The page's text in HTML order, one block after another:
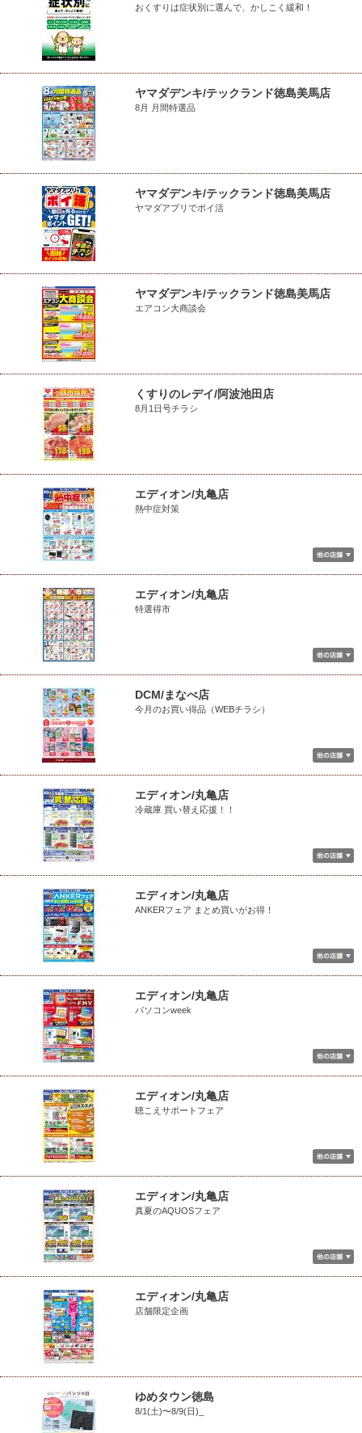
おくすりは症状別に選んで、かしこく緩和！
ヤマダデンキ/テックランド徳島美馬店
8月 月間特選品
ヤマダデンキ/テックランド徳島美馬店
ヤマダアプリでポイ活
ヤマダデンキ/テックランド徳島美馬店
エアコン大商談会
くすりのレデイ/阿波池田店
8月1日号チラシ
エディオン/丸亀店
熱中症対策
エディオン/丸亀店
特選得市
DCM/まなべ店
今月のお買い得品（WEBチラシ）
エディオン/丸亀店
冷蔵庫 買い替え応援！！
エディオン/丸亀店
ANKERフェア まとめ買いがお得！
エディオン/丸亀店
パソコンweek
エディオン/丸亀店
聴こえサポートフェア
エディオン/丸亀店
真夏のAQUOSフェア
エディオン/丸亀店
店舗限定企画
ゆめタウン徳島
8/1(土)〜8/9(日)_